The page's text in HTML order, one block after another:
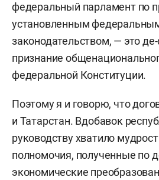
федеральный парламент по
установленным
законодательством, — это
признание
федеральной Конституции.
Поэтому я и говорю, что
и Татарстан. Вдобавок
руководству хватило
полномочия, полученные по
экономические